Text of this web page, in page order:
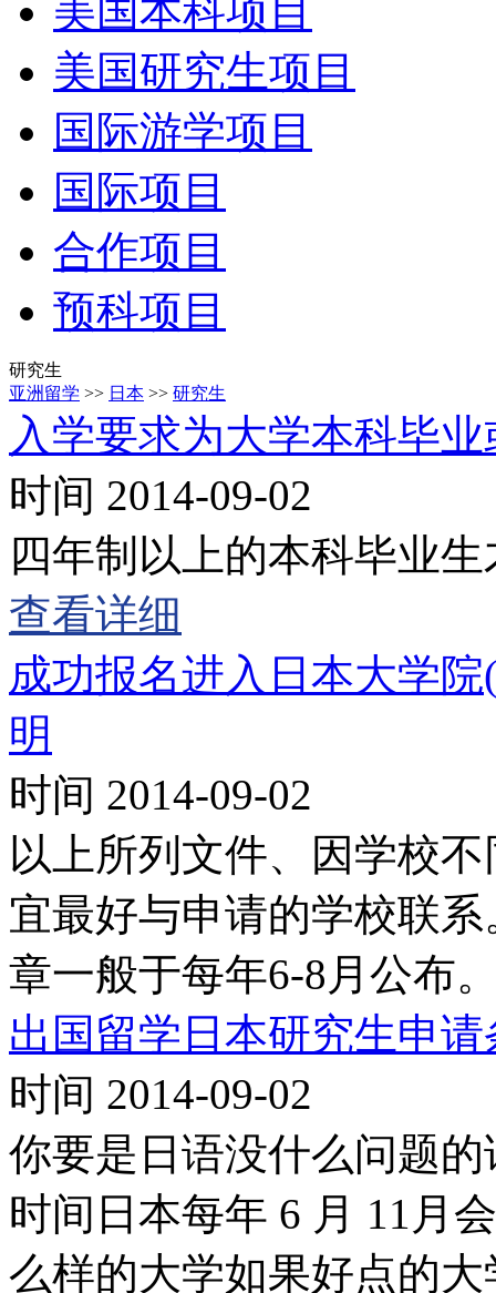
美国本科项目
美国研究生项目
国际游学项目
国际项目
合作项目
预科项目
研究生
亚洲留学 >> 日本 >> 研究生
入学要求为大学本科毕
时间 2014-09-02
四年制以上的本科毕业
查看详细
成功报名进入日本大学
明
时间 2014-09-02
以上所列文件、因学校
宜最好与申请的学校联
章一般于每年6-8月公布
出国留学日本研究生申请
时间 2014-09-02
你要是日语没什么问题
时间日本每年 6 月 11月
么样的大学如果好点的